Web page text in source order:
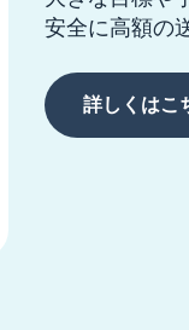
安全に高額の
詳しくはこ